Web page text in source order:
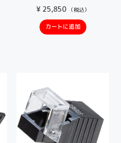
¥25,850 （税込）
カートに追加